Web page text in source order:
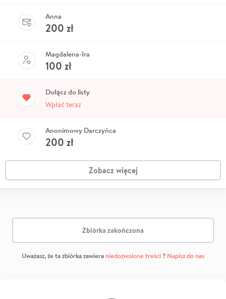
Anna
200 zł
Magdalena-Ira
100 zł
Dołącz do listy
Wpłać teraz
Anonimowy Darczyńca
200 zł
Zobacz więcej
Zbiórka zakończona
Uważasz, że ta zbiórka zawiera niedozwolone treści? Napisz do nas